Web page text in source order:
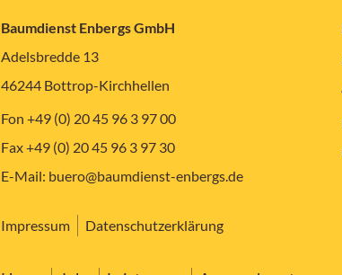
Baumdienst Enbergs GmbH
Adelsbredde 13
46244 Bottrop-Kirchhellen
Fon +49 (0) 20 45 96 3 97 00
Fax +49 (0) 20 45 96 3 97 30
E-Mail: buero@baumdienst-enbergs.de
Impressum Datenschutzerklärung